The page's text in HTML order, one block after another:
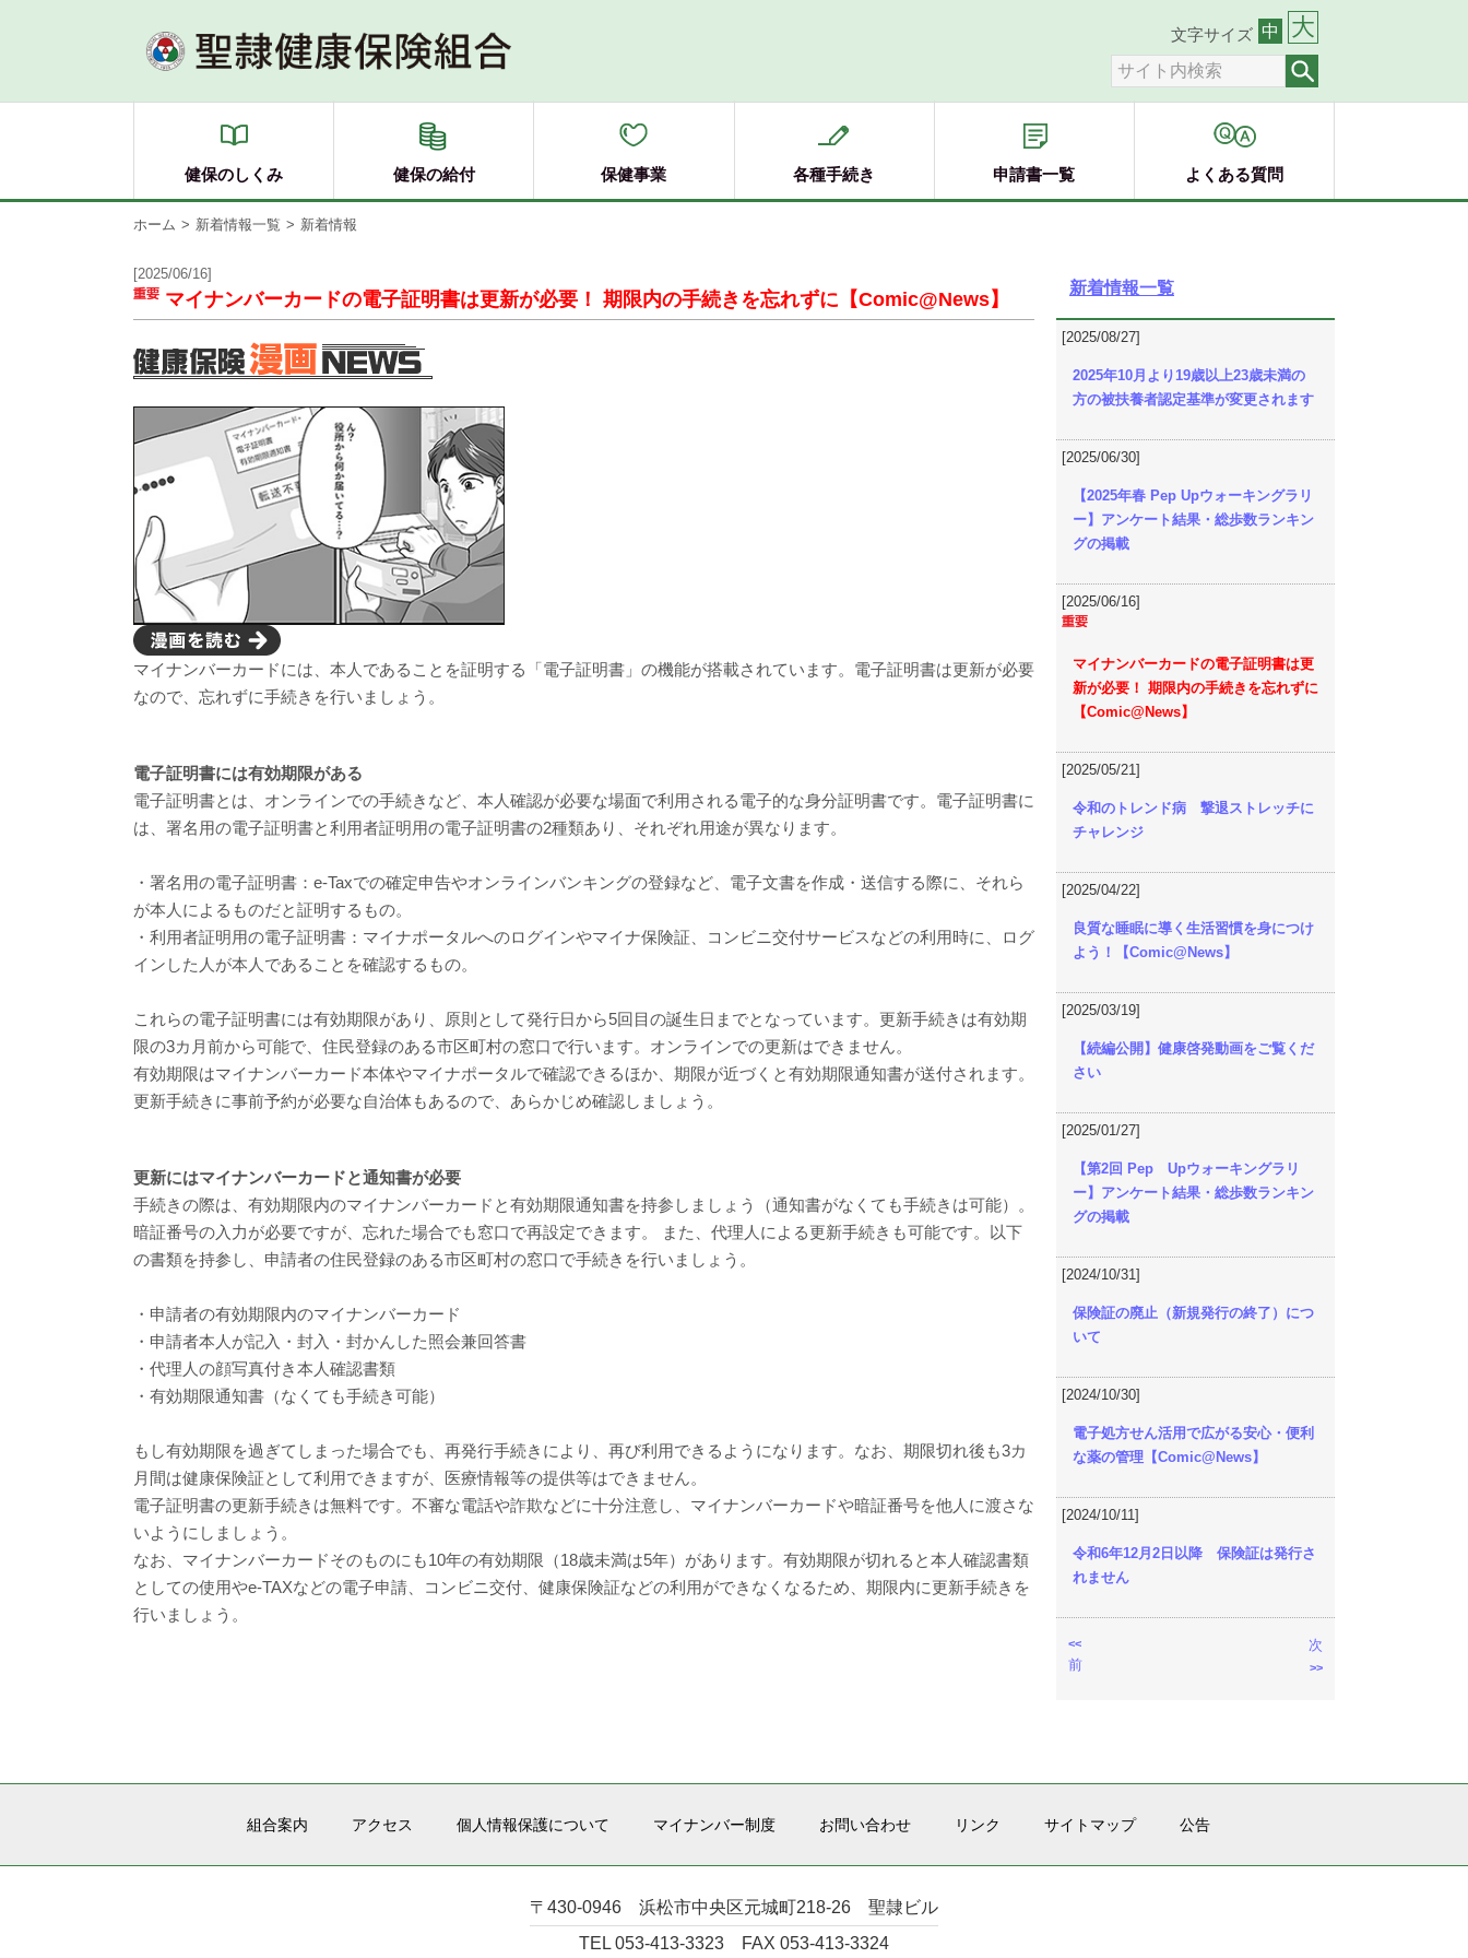
文字サイズ 中 大
健保のしくみ 健保の給付 保健事業 各種手続き 申請書一覧 よくある質問
ホーム 新着情報一覧 新着情報
[2025/06/16]
マイナンバーカードの電子証明書は更新が必要！ 期限内の手続きを忘れずに【Comic@News】
マイナンバーカードには、本人であることを証明する「電子証明書」の機能が搭載されています。電子証明書は更新が必要
なので、忘れずに手続きを行いましょう。
電子証明書には有効期限がある
電子証明書とは、オンラインでの手続きなど、本人確認が必要な場面で利用される電子的な身分証明書です。電子証明書に
は、署名用の電子証明書と利用者証明用の電子証明書の2種類あり、それぞれ用途が異なります。
・署名用の電子証明書：e-Taxでの確定申告やオンラインバンキングの登録など、電子文書を作成・送信する際に、それら
が本人によるものだと証明するもの。
・利用者証明用の電子証明書：マイナポータルへのログインやマイナ保険証、コンビニ交付サービスなどの利用時に、ログ
インした人が本人であることを確認するもの。
これらの電子証明書には有効期限があり、原則として発行日から5回目の誕生日までとなっています。更新手続きは有効期
限の3カ月前から可能で、住民登録のある市区町村の窓口で行います。オンラインでの更新はできません。
有効期限はマイナンバーカード本体やマイナポータルで確認できるほか、期限が近づくと有効期限通知書が送付されます。
更新手続きに事前予約が必要な自治体もあるので、あらかじめ確認しましょう。
更新にはマイナンバーカードと通知書が必要
手続きの際は、有効期限内のマイナンバーカードと有効期限通知書を持参しましょう（通知書がなくても手続きは可能）。
暗証番号の入力が必要ですが、忘れた場合でも窓口で再設定できます。 また、代理人による更新手続きも可能です。以下
の書類を持参し、申請者の住民登録のある市区町村の窓口で手続きを行いましょう。
・申請者の有効期限内のマイナンバーカード
・申請者本人が記入・封入・封かんした照会兼回答書
・代理人の顔写真付き本人確認書類
・有効期限通知書（なくても手続き可能）
もし有効期限を過ぎてしまった場合でも、再発行手続きにより、再び利用できるようになります。なお、期限切れ後も3カ
月間は健康保険証として利用できますが、医療情報等の提供等はできません。
電子証明書の更新手続きは無料です。不審な電話や詐欺などに十分注意し、マイナンバーカードや暗証番号を他人に渡さな
いようにしましょう。
なお、マイナンバーカードそのものにも10年の有効期限（18歳未満は5年）があります。有効期限が切れると本人確認書類
としての使用やe-TAXなどの電子申請、コンビニ交付、健康保険証などの利用ができなくなるため、期限内に更新手続きを
行いましょう。
新着情報一覧
[2025/08/27]
2025年10月より19歳以上23歳未満の
方の被扶養者認定基準が変更されます
[2025/06/30]
【2025年春 Pep Upウォーキングラリ
ー】アンケート結果・総歩数ランキン
グの掲載
[2025/06/16]
マイナンバーカードの電子証明書は更
新が必要！ 期限内の手続きを忘れずに
【Comic@News】
[2025/05/21]
令和のトレンド病 撃退ストレッチに
チャレンジ
[2025/04/22]
良質な睡眠に導く生活習慣を身につけ
よう！【Comic@News】
[2025/03/19]
【続編公開】健康啓発動画をご覧くだ
さい
[2025/01/27]
【第2回 Pep Upウォーキングラリ
ー】アンケート結果・総歩数ランキン
グの掲載
[2024/10/31]
保険証の廃止（新規発行の終了）につ
いて
[2024/10/30]
電子処方せん活用で広がる安心・便利
な薬の管理【Comic@News】
[2024/10/11]
令和6年12月2日以降 保険証は発行さ
れません
<<
前
次
>>
組合案内 アクセス 個人情報保護について マイナンバー制度 お問い合わせ リンク サイトマップ 公告
〒430-0946 浜松市中央区元城町218-26 聖隷ビル
TEL 053-413-3323 FAX 053-413-3324